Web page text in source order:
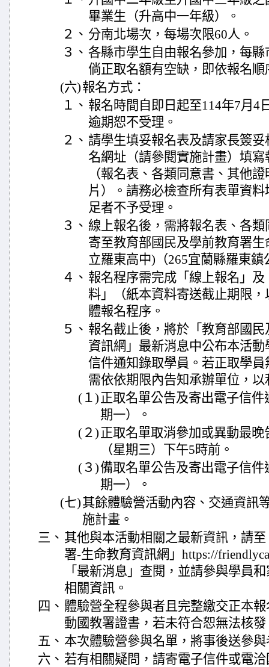
畢業生（升高中一年級）。
２、 分南北場次，每場次限60人。
３、 各縣市學生自由報名參加，每
倘正取名額有空缺，即依報名
(六)報名方式：
１、 報名時間自即日起至114年7月4
逾期恕不受理。
２、 請學生填妥報名表及請家長簽
名網址（請參閱實施計畫）填
（報名表、各類同意書、其他
片）。請務必檢查所有表單資
足者不予受理。
３、 線上報名後，需將報名表、各
寄至教育部國民及學前教育署
立羅東高中)（265宜蘭縣羅東鎮
４、 報名程序需完成「線上報名」
料」（紙本資料寄送截止期限
體報名程序。
５、 報名截止後，將於「教育部國
資訊網」最新消息中公布本活
信件通知錄取學員。若正取學
需依依期限內告知承辦單位，
(１) 正取名單公告及寄出電子信
期一）。
(２) 正取名單取消參加或異動最
（星期三）下午5時前。
(３)備取名單公告及寄出電子信件
期一）。
(七)其餘體驗營活動內容、交通資訊
施計畫。
三、 其他與本活動相關之最新資訊，請
署-生命教育資訊網」https://
「最新消息」查閱，並請參與學員
相關資訊。
四、 體驗營全程參與者且完整繳交正本
動國教署證書，若未符合恕無法核發
五、 本次體驗營參與名單，將事後送參
六、 若有相關疑問，請寄電子信件或電